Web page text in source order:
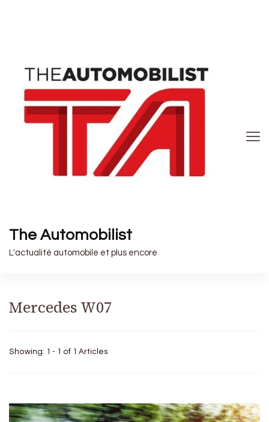
The Automobilist
L'actualité automobile et plus encore
Mercedes W07
Showing: 1 - 1 of 1 Articles